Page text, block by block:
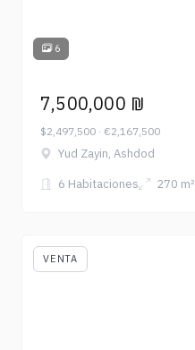
6
7,500,000 ₪
$2,497,500 · €2,167,500
Yud Zayin, Ashdod
6 Habitaciones
270 m²
VENTA